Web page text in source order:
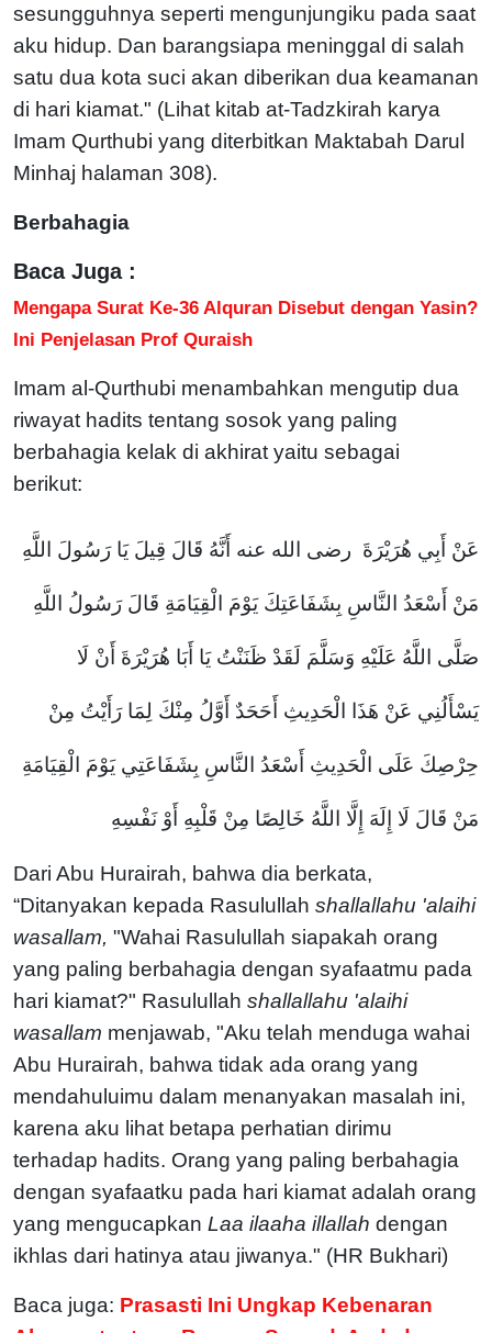
sesungguhnya seperti mengunjungiku pada saat
aku hidup. Dan barangsiapa meninggal di salah
satu dua kota suci akan diberikan dua keamanan
di hari kiamat." (Lihat kitab at-Tadzkirah karya
Imam Qurthubi yang diterbitkan Maktabah Darul
Minhaj halaman 308).
Berbahagia
Baca Juga :
Mengapa Surat Ke-36 Alquran Disebut dengan Yasin?
Ini Penjelasan Prof Quraish
Imam al-Qurthubi menambahkan mengutip dua
riwayat hadits tentang sosok yang paling
berbahagia kelak di akhirat yaitu sebagai
berikut:
عَنْ أَبِي هُرَيْرَةَ رضى الله عنه أَنَّهُ قَالَ قِيلَ يَا رَسُولَ اللَّهِ
مَنْ أَسْعَدُ النَّاسِ بِشَفَاعَتِكَ يَوْمَ الْقِيَامَةِ قَالَ رَسُولُ اللَّهِ
صَلَّى اللَّهُ عَلَيْهِ وَسَلَّمَ لَقَدْ ظَنَنْتُ يَا أَبَا هُرَيْرَةَ أَنْ لَا
يَسْأَلُنِي عَنْ هَذَا الْحَدِيثِ أَحَحَدٌ أَوَّلُ مِنْكَ لِمَا رَأَيْتُ مِنْ
حِرْصِكَ عَلَى الْحَدِيثِ أَسْعَدُ النَّاسِ بِشَفَاعَتِي يَوْمَ الْقِيَامَةِ
مَنْ قَالَ لَا إِلَهَ إِلَّا اللَّهُ خَالِصًا مِنْ قَلْبِهِ أَوْ نَفْسِهِ
Dari Abu Hurairah, bahwa dia berkata,
“Ditanyakan kepada Rasulullah shallallahu 'alaihi
wasallam, "Wahai Rasulullah siapakah orang
yang paling berbahagia dengan syafaatmu pada
hari kiamat?" Rasulullah shallallahu 'alaihi
wasallam menjawab, "Aku telah menduga wahai
Abu Hurairah, bahwa tidak ada orang yang
mendahuluimu dalam menanyakan masalah ini,
karena aku lihat betapa perhatian dirimu
terhadap hadits. Orang yang paling berbahagia
dengan syafaatku pada hari kiamat adalah orang
yang mengucapkan Laa ilaaha illallah dengan
ikhlas dari hatinya atau jiwanya." (HR Bukhari)
Baca juga: Prasasti Ini Ungkap Kebenaran